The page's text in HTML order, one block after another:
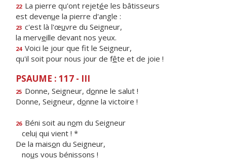
22 La pierre qu'ont rejetée les bâtisseurs
est devenue la pierre d'angle :
23 c'est là l'œuvre du Seigneur,
la merveille devant nos yeux.
24 Voici le jour que ft le Seigneur,
qu'il soit pour nous jour de fête et de joie !
PSAUME : 117 - III
25 Donne, Seigneur, donne le salut !
Donne, Seigneur, donne la victoire !
26 Béni soit au nom du Seigneur
celui qui vient ! *
De la maison du Seigneur,
nous vous bénissons !